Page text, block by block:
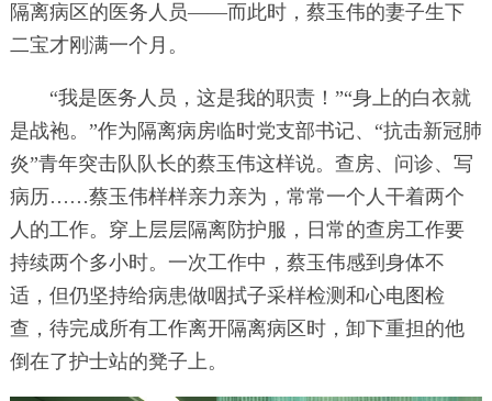
隔离病区的医务人员——而此时，蔡玉伟的妻子生下
二宝才刚满一个月。
“我是医务人员，这是我的职责！”“身上的白衣就
是战袍。”作为隔离病房临时党支部书记、“抗击新冠肺
炎”青年突击队队长的蔡玉伟这样说。查房、问诊、写
病历……蔡玉伟样样亲力亲为，常常一个人干着两个
人的工作。穿上层层隔离防护服，日常的查房工作要
持续两个多小时。一次工作中，蔡玉伟感到身体不
适，但仍坚持给病患做咽拭子采样检测和心电图检
查，待完成所有工作离开隔离病区时，卸下重担的他
倒在了护士站的凳子上。